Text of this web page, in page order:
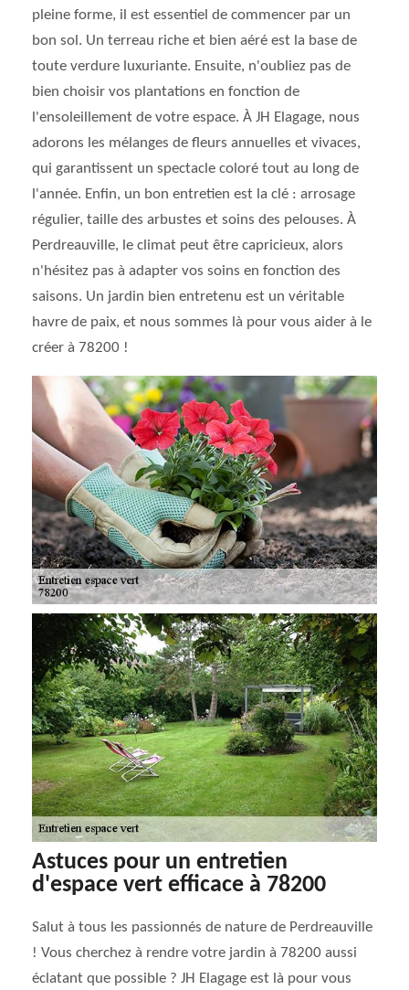
pleine forme, il est essentiel de commencer par un
bon sol. Un terreau riche et bien aéré est la base de
toute verdure luxuriante. Ensuite, n'oubliez pas de
bien choisir vos plantations en fonction de
l'ensoleillement de votre espace. À JH Elagage, nous
adorons les mélanges de fleurs annuelles et vivaces,
qui garantissent un spectacle coloré tout au long de
l'année. Enfin, un bon entretien est la clé : arrosage
régulier, taille des arbustes et soins des pelouses. À
Perdreauville, le climat peut être capricieux, alors
n'hésitez pas à adapter vos soins en fonction des
saisons. Un jardin bien entretenu est un véritable
havre de paix, et nous sommes là pour vous aider à le
créer à 78200 !
Astuces pour un entretien
d'espace vert efficace à 78200
Salut à tous les passionnés de nature de Perdreauville
! Vous cherchez à rendre votre jardin à 78200 aussi
éclatant que possible ? JH Elagage est là pour vous